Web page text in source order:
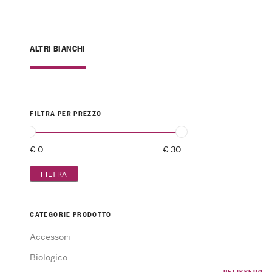
ALTRI BIANCHI
FILTRA PER PREZZO
FILTRA
CATEGORIE PRODOTTO
Accessori
Biologico